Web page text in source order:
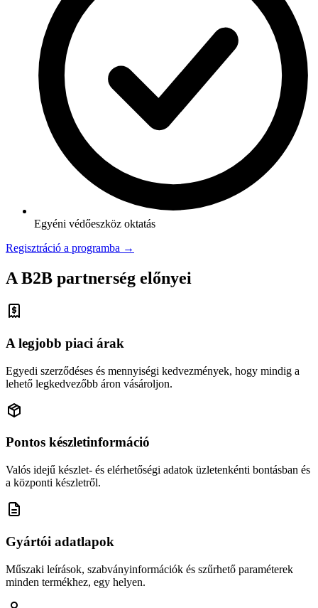
Egyéni védőeszköz oktatás
Regisztráció a programba →
A B2B partnerség előnyei
A legjobb piaci árak
Egyedi szerződéses és mennyiségi kedvezmények, hogy mindig a
lehető legkedvezőbb áron vásároljon.
Pontos készletinformáció
Valós idejű készlet- és elérhetőségi adatok üzletenkénti bontásban és
a központi készletről.
Gyártói adatlapok
Műszaki leírások, szabványinformációk és szűrhető paraméterek
minden termékhez, egy helyen.